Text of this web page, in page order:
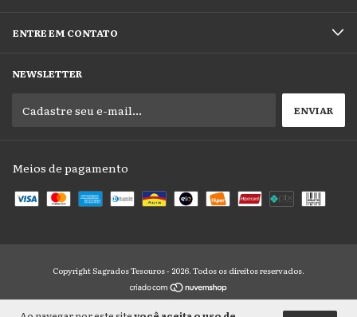
ENTRE EM CONTATO
NEWSLETTER
Meios de pagamento
Copyright Sagrados Tesouros - 2026. Todos os direitos reservados.